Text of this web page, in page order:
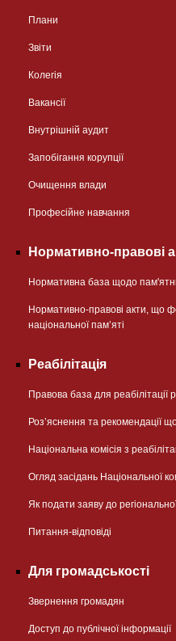
Плани
Звіти
Колегія
Вакансії
Внутрішній аудит
Запобігання корупції
Очищення влади
Професійне навчання
Нормативно-правові
Нормативна база щодо
Нормативно-правові акти, що
національної памʼяті
Реабілітація
Правова база для реабілітації
Розʼяснення та рекомендації
Національна комісія з
Огляд засідань Національної
Як подати заяву до регіональної
Питання-відповіді
Для громадськості
Звернення громадян
Доступ до публічної інформації